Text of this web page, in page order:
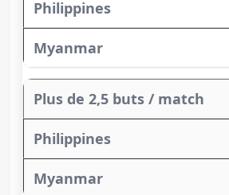
Plus de 2,5 buts / match